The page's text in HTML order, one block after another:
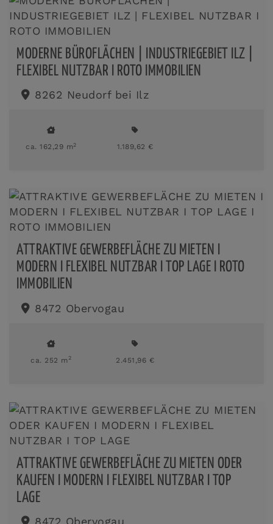
MODERNE BÜROFLÄCHEN | INDUSTRIEGEBIET ILZ |
FLEXIBEL NUTZBAR I ROTO IMMOBILIEN
8262 Neudorf bei Ilz
ca. 162,29 m2 1.189,62 €
ATTRAKTIVE GEWERBEFLÄCHE ZU MIETEN I
MODERN I FLEXIBEL NUTZBAR I TOP LAGE I ROTO
IMMOBILIEN
8472 Obervogau
ca. 252 m2 2.451,96 €
ATTRAKTIVE GEWERBEFLÄCHE ZU MIETEN ODER
KAUFEN I MODERN I FLEXIBEL NUTZBAR I TOP
LAGE
8472 Obervogau